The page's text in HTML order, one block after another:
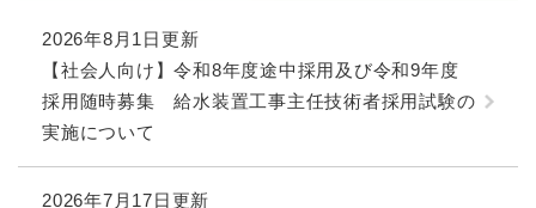
2026年8月1日更新
【社会人向け】令和8年度途中採用及び令和9年度
採用随時募集 給水装置工事主任技術者採用試験の
実施について
2026年7月17日更新